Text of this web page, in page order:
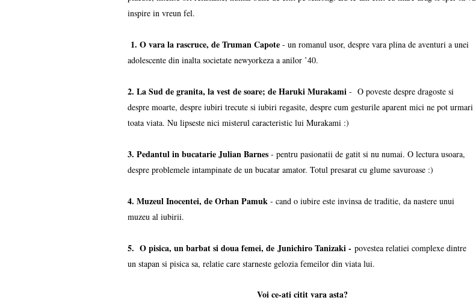
inspire in vreun fel.
1. O vara la rascruce, de Truman Capote - un romanul usor, despre vara plina de aventuri a unei
adolescente din inalta societate newyorkeza a anilor ’40.
2. La Sud de granita, la vest de soare; de Haruki Murakami - O poveste despre dragoste si
despre moarte, despre iubiri trecute si iubiri regasite, despre cum gesturile aparent mici ne pot urmari
toata viata. Nu lipseste nici misterul caracteristic lui Murakami :)
3. Pedantul in bucatarie Julian Barnes - pentru pasionatii de gatit si nu numai. O lectura usoara,
despre problemele intampinate de un bucatar amator. Totul presarat cu glume savuroase :)
4. Muzeul Inocentei, de Orhan Pamuk - cand o iubire este invinsa de traditie, da nastere unui
muzeu al iubirii.
5. O pisica, un barbat si doua femei, de Junichiro Tanizaki - povestea relatiei complexe dintre
un stapan si pisica sa, relatie care starneste gelozia femeilor din viata lui.
Voi ce-ati citit vara asta?